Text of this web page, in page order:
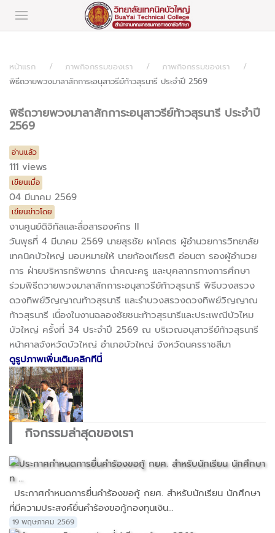
หน้าแรก ภาพกิจกรรมของเรา
ภาพกิจกรรมของเรา
พิธีถวายพวงมาลาสักการะอนุสาวรีย์ท้าวสุรนารี ประจำปี 2569
พิธีถวายพวงมาลาสักการะอนุสาวรีย์ท้าวสุรนารี ประจำปี
2569
อ่านแล้ว
111 views
เขียนเมื่อ
04 มีนาคม 2569
เขียนข่าวโดย
งานศูนย์ดิจิทัลและสื่อสารองค์กร II
วันพุธที่ 4 มีนาคม 2569 นายสุรชัย ผาโคตร ผู้อำนวยการวิทยาลัย
เทคนิคบัวใหญ่ มอบหมายให้ นายก้องเกียรติ อ่อนตา รองผู้อำนวย
การ ฝ่ายบริหารทรัพยากร นำคณะครู และบุคลากรทางการศึกษา
ร่วมพิธีถวายพวงมาลาสักการะอนุสาวรีย์ท้าวสุรนารี พิธีบวงสรวง
ดวงทิพย์วิญญาณท้าวสุรนารี และรำบวงสรวงดวงทิพย์วิญญาณ
ท้าวสุรนารี เนื่องในงานฉลองชัยชนะท้าวสุรนารีและประเพณีบัวไหม
บัวใหญ่ ครั้งที่ 34 ประจำปี 2569 ณ บริเวณอนุสาวรีย์ท้าวสุรนารี
หน้าศาลจังหวัดบัวใหญ่ อำเภอบัวใหญ่ จังหวัดนครราชสีมา
ดูรูปภาพเพิ่มเติมคลิกทีนี่
กิจกรรมล่าสุดของเรา
ประกาศกำหนดการยื่นคำร้องขอกู้ กยศ. สำหรับนักเรียน นักศึกษา
ที่มีความประสงค์ยื่นคำร้องขอกู้กองทุนเงิน...
19 พฤษภาคม 2569